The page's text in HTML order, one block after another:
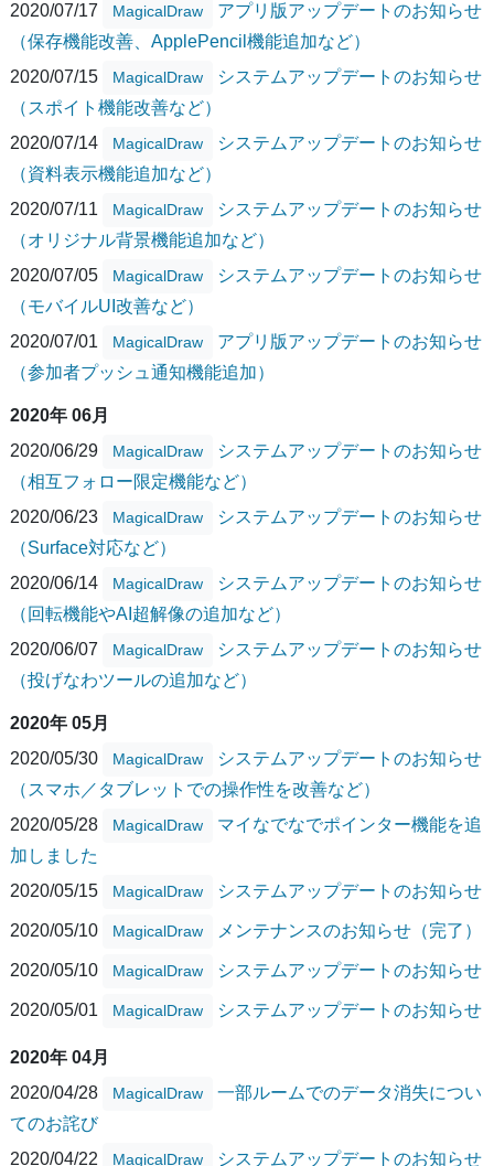
2020/07/17
MagicalDraw
アプリ版アップデートのお知らせ
（保存機能改善、ApplePencil機能追加など）
2020/07/15
MagicalDraw
システムアップデートのお知らせ
（スポイト機能改善など）
2020/07/14
MagicalDraw
システムアップデートのお知らせ
（資料表示機能追加など）
2020/07/11
MagicalDraw
システムアップデートのお知らせ
（オリジナル背景機能追加など）
2020/07/05
MagicalDraw
システムアップデートのお知らせ
（モバイルUI改善など）
2020/07/01
MagicalDraw
アプリ版アップデートのお知らせ
（参加者プッシュ通知機能追加）
2020年 06月
2020/06/29
MagicalDraw
システムアップデートのお知らせ
（相互フォロー限定機能など）
2020/06/23
MagicalDraw
システムアップデートのお知らせ
（Surface対応など）
2020/06/14
MagicalDraw
システムアップデートのお知らせ
（回転機能やAI超解像の追加など）
2020/06/07
MagicalDraw
システムアップデートのお知らせ
（投げなわツールの追加など）
2020年 05月
2020/05/30
MagicalDraw
システムアップデートのお知らせ
（スマホ／タブレットでの操作性を改善など）
2020/05/28
MagicalDraw
マイなでなでポインター機能を追
加しました
2020/05/15
MagicalDraw システムアップデートのお知らせ
2020/05/10 MagicalDraw メンテナンスのお知らせ（完了）
2020/05/10 MagicalDraw システムアップデートのお知らせ
2020/05/01 MagicalDraw システムアップデートのお知らせ
2020年 04月
2020/04/28
MagicalDraw
一部ルームでのデータ消失につい
てのお詫び
2020/04/22
MagicalDraw システムアップデートのお知らせ